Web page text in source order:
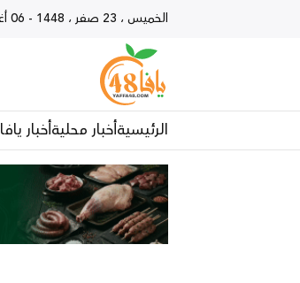
الخميس ، 23 صفر ، 1448 - 06 أغسطس 2026
الرئيسيةأخبار محليةأخبار يافا